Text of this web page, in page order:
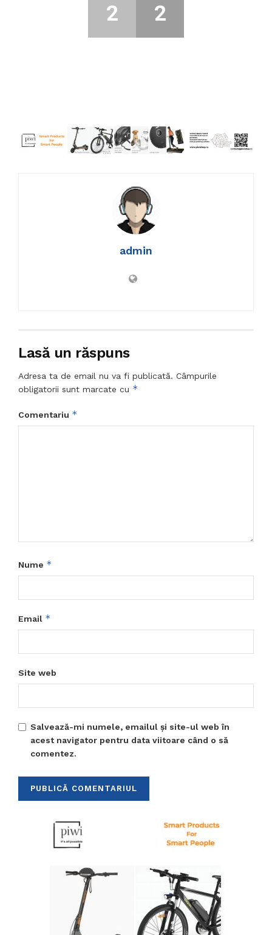
2 2
admin
Lasă un răspuns
Adresa ta de email nu va fi publicată. Câmpurile
obligatorii sunt marcate cu *
Comentariu *
Nume *
Email *
Site web
Salvează-mi numele, emailul și site-ul web în
acest navigator pentru data viitoare când o să
comentez.